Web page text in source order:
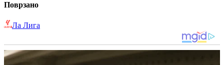
Поврзано
Ла Лига